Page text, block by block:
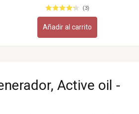
(3)
Añadir al carrito
Active oil -